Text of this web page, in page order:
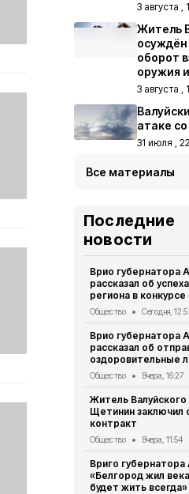
3 августа ,
Житель
осуждён
оборот
оружия
3 августа ,
атаке
31 июля ,
Все материалы
Последние
новости
Врио губернатора
рассказал об
региона в
Общество Сегодня,
Врио губернатора
рассказал об
оздоровительные
Общество Вчера, 16:27
Житель
Щетинин заключил
контракт
Общество Вчера, 11:54
Вриго
«Белгород жил
будет жить всегда»